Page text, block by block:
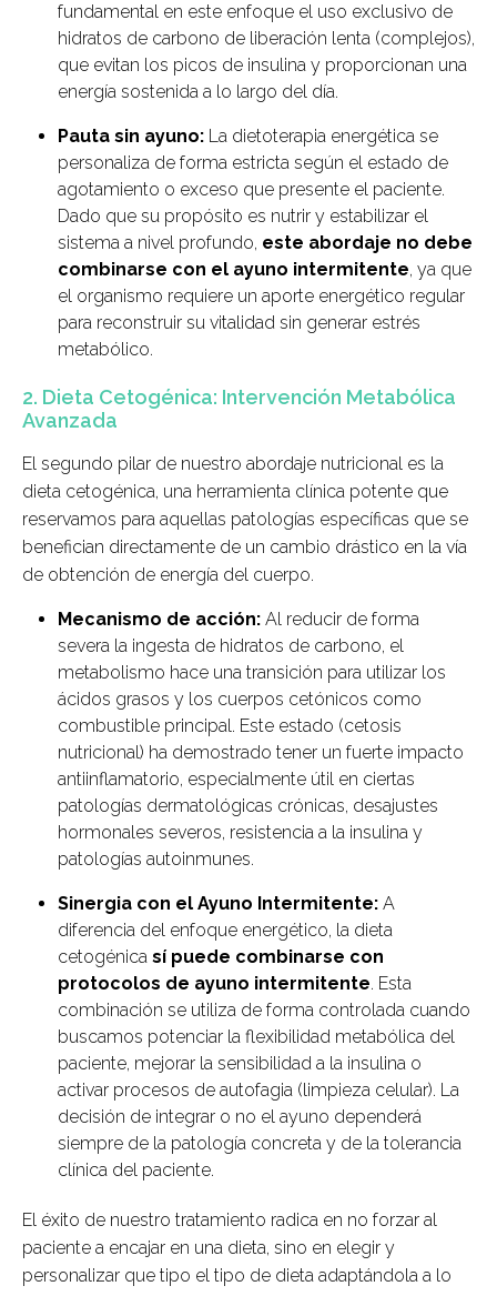
fundamental en este enfoque el uso exclusivo de
hidratos de carbono de liberación lenta (complejos),
que evitan los picos de insulina y proporcionan una
energía sostenida a lo largo del día.
Pauta sin ayuno: La dietoterapia energética se
personaliza de forma estricta según el estado de
agotamiento o exceso que presente el paciente.
Dado que su propósito es nutrir y estabilizar el
sistema a nivel profundo, este abordaje no debe
combinarse con el ayuno intermitente, ya que
el organismo requiere un aporte energético regular
para reconstruir su vitalidad sin generar estrés
metabólico.
2. Dieta Cetogénica: Intervención Metabólica
Avanzada
El segundo pilar de nuestro abordaje nutricional es la
dieta cetogénica, una herramienta clínica potente que
reservamos para aquellas patologías específicas que se
benefician directamente de un cambio drástico en la vía
de obtención de energía del cuerpo.
Mecanismo de acción: Al reducir de forma
severa la ingesta de hidratos de carbono, el
metabolismo hace una transición para utilizar los
ácidos grasos y los cuerpos cetónicos como
combustible principal. Este estado (cetosis
nutricional) ha demostrado tener un fuerte impacto
antiinflamatorio, especialmente útil en ciertas
patologías dermatológicas crónicas, desajustes
hormonales severos, resistencia a la insulina y
patologías autoinmunes.
Sinergia con el Ayuno Intermitente: A
diferencia del enfoque energético, la dieta
cetogénica sí puede combinarse con
protocolos de ayuno intermitente. Esta
combinación se utiliza de forma controlada cuando
buscamos potenciar la flexibilidad metabólica del
paciente, mejorar la sensibilidad a la insulina o
activar procesos de autofagia (limpieza celular). La
decisión de integrar o no el ayuno dependerá
siempre de la patología concreta y de la tolerancia
clínica del paciente.
El éxito de nuestro tratamiento radica en no forzar al
paciente a encajar en una dieta, sino en elegir y
personalizar que tipo el tipo de dieta adaptándola a lo